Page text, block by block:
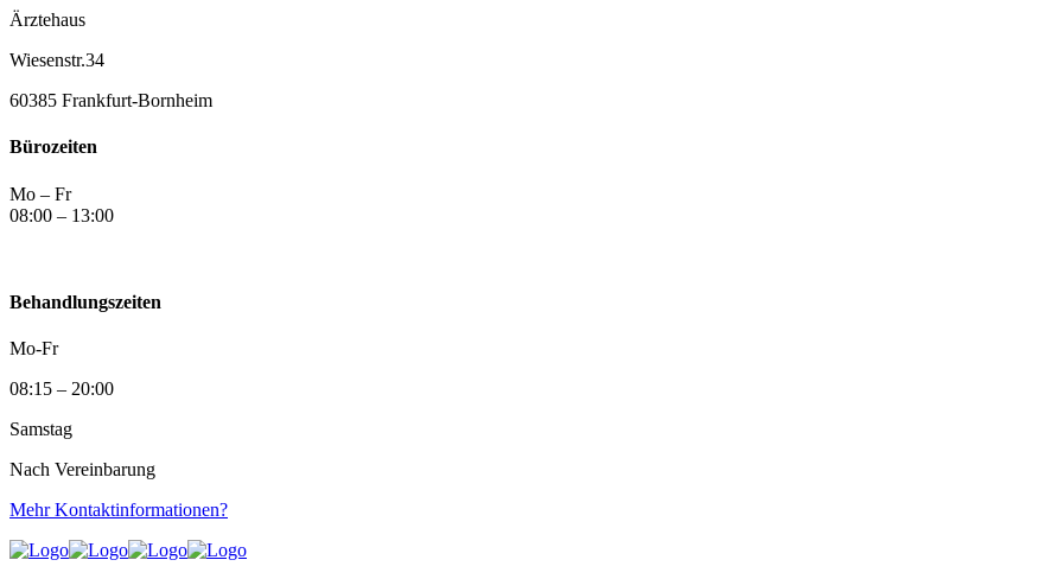
Ärztehaus
Wiesenstr.34
60385 Frankfurt-Bornheim
Bürozeiten
Mo – Fr
08:00 – 13:00
Behandlungszeiten
Mo-Fr
08:15 – 20:00
Samstag
Nach Vereinbarung
Mehr Kontaktinformationen?